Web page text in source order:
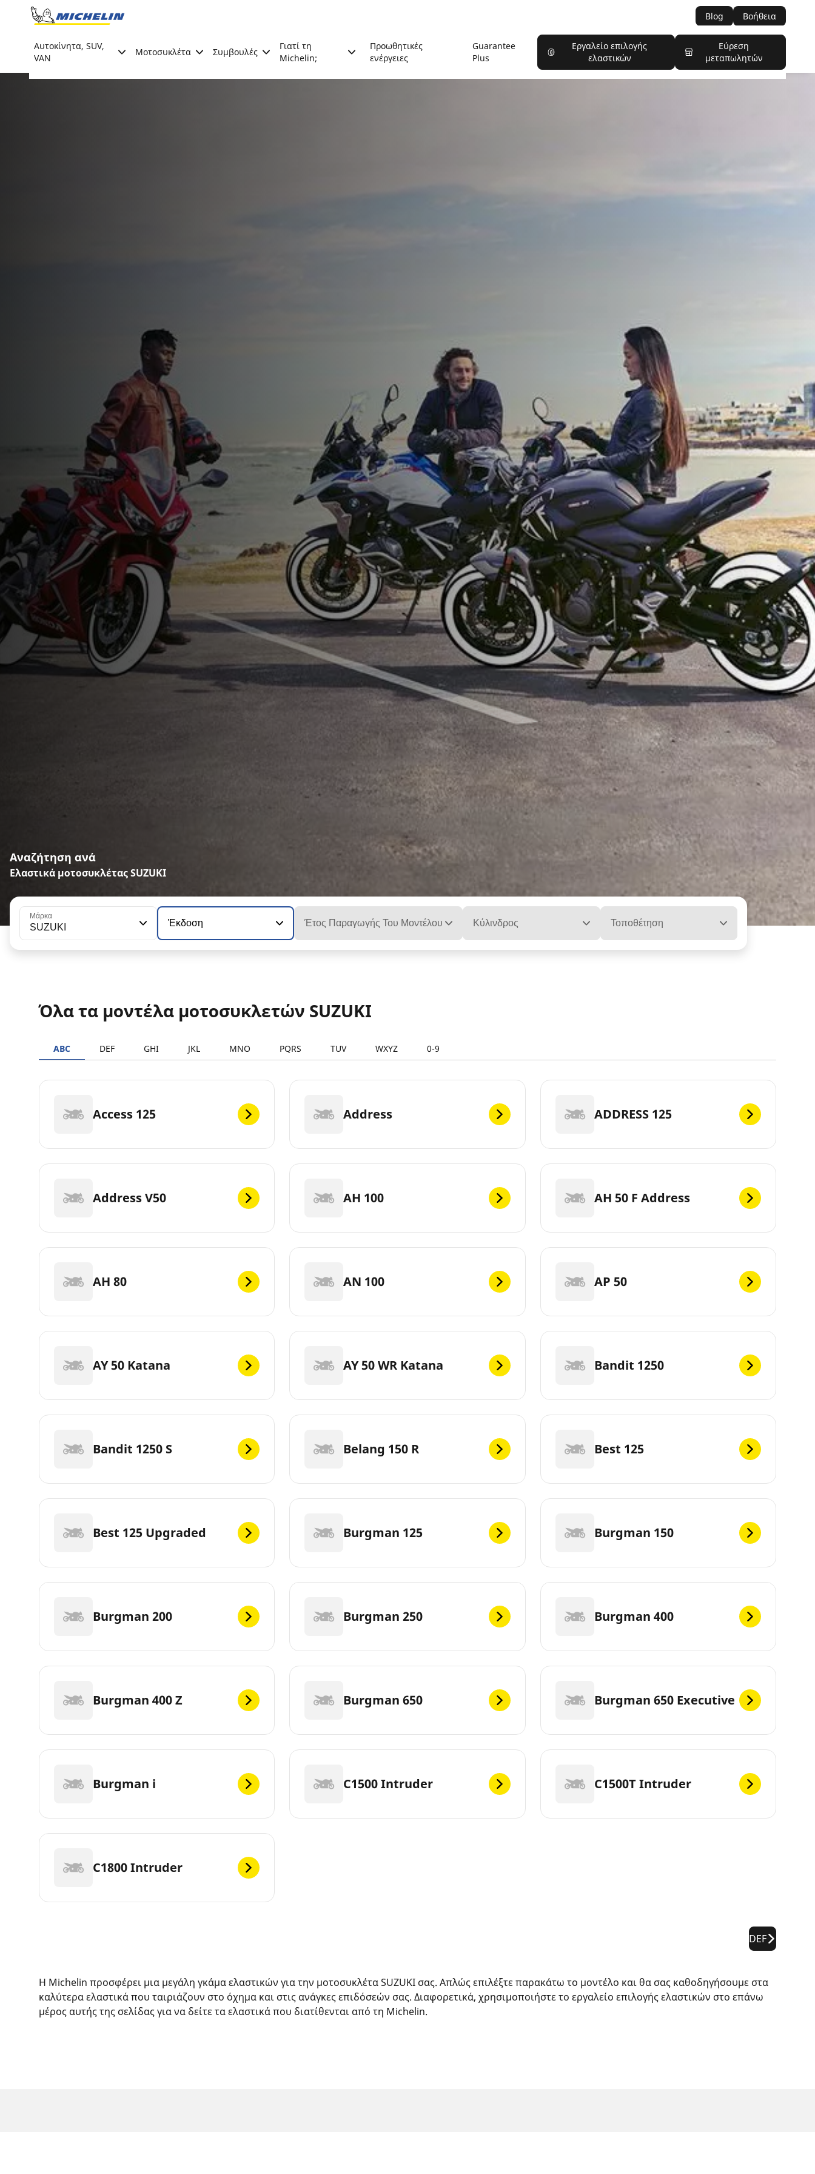
Go to page content
Blog Βοήθεια
Αυτοκίνητα, SUV,
VAN
Μοτοσυκλέτα Συμβουλές
Γιατί τη
Michelin;
Προωθητικές
ενέργειες
Guarantee
Plus
Εργαλείο επιλογής
ελαστικών
Εύρεση
μεταπωλητών
Αναζήτηση ανά
Ελαστικά μοτοσυκλέτας SUZUKI
Μάρκα
SUZUKI Έκδοση Έτος Παραγωγής Του Μοντέλου Κύλινδρος Τοποθέτηση
Όλα τα μοντέλα μοτοσυκλετών SUZUKI
ABC DEF GHI JKL MNO PQRS TUV WXYZ 0-9
Access 125 Address ADDRESS 125
Address V50 AH 100 AH 50 F Address
AH 80 AN 100 AP 50
AY 50 Katana AY 50 WR Katana Bandit 1250
Bandit 1250 S Belang 150 R Best 125
Best 125 Upgraded Burgman 125 Burgman 150
Burgman 200 Burgman 250 Burgman 400
Burgman 400 Z Burgman 650 Burgman 650 Executive
Burgman i C1500 Intruder C1500T Intruder
C1800 Intruder
DEF
Η Michelin προσφέρει μια μεγάλη γκάμα ελαστικών για την μοτοσυκλέτα SUZUKI σας. Απλώς επιλέξτε παρακάτω το μοντέλο και θα σας καθοδηγήσουμε στα
καλύτερα ελαστικά που ταιριάζουν στο όχημα και στις ανάγκες επιδόσεών σας. Διαφορετικά, χρησιμοποιήστε το εργαλείο επιλογής ελαστικών στο επάνω
μέρος αυτής της σελίδας για να δείτε τα ελαστικά που διατίθενται από τη Michelin.